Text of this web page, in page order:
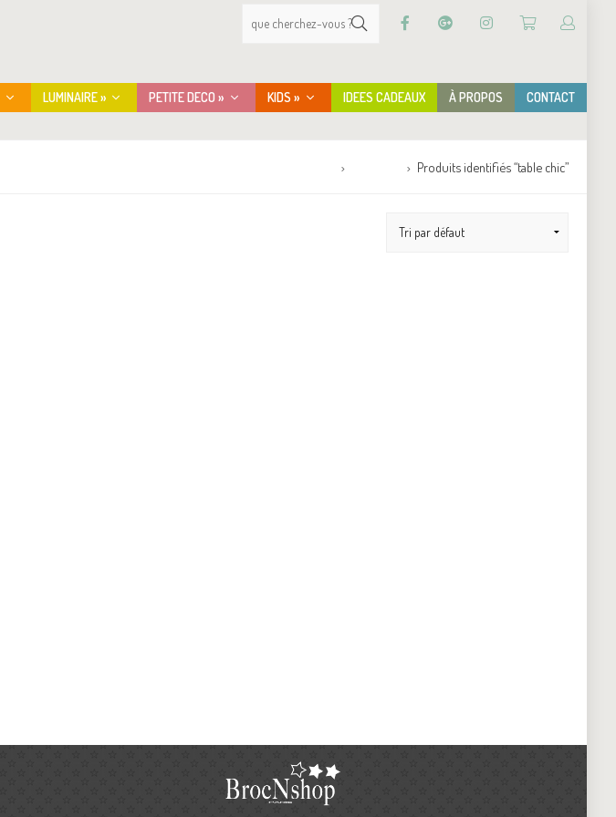
LUMINAIRE » PETITE DECO » KIDS » IDEES CADEAUX À PROPOS CONTACT
Produits identifiés “table chic”